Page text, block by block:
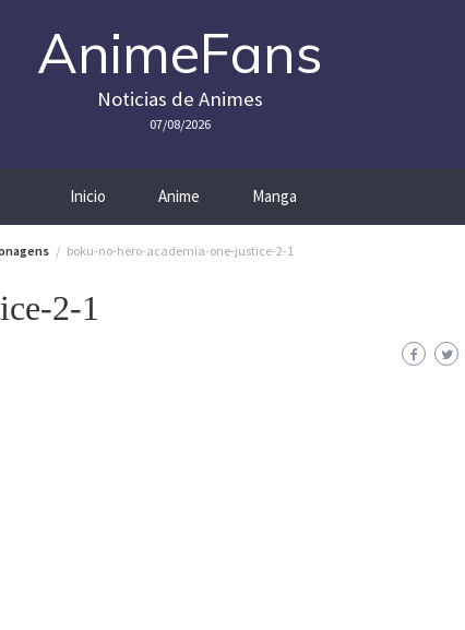
AnimeFans
Noticias de Animes
07/08/2026
Inicio Anime Manga
boku-no-hero-academia-one-justice-2-1
2-1